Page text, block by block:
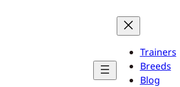
Trainers
Breeds
Blog